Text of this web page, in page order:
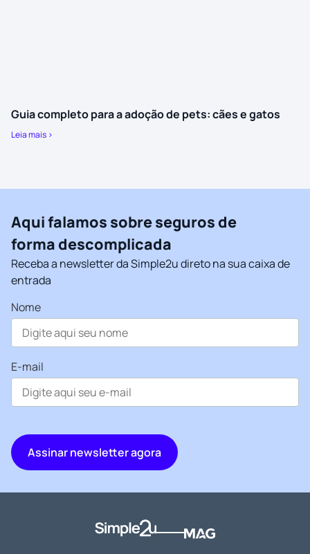
Guia completo para a adoção de pets: cães e gatos
Leia mais >
Aqui falamos sobre seguros de
forma descomplicada
Receba a newsletter da Simple2u direto na sua caixa de
entrada
Nome
E-mail